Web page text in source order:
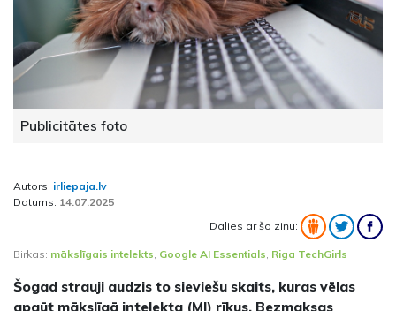
Publicitātes foto
Autors: irliepaja.lv
Datums: 14.07.2025
Dalies ar šo ziņu:
Birkas: mākslīgais intelekts, Google AI Essentials, Riga TechGirls
Šogad strauji audzis to sieviešu skaits, kuras vēlas
apgūt mākslīgā intelekta (MI) rīkus. Bezmaksas